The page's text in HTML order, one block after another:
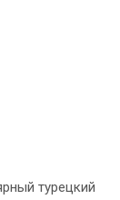
турецкий